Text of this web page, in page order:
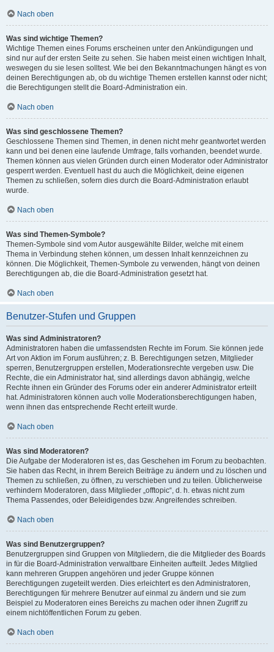
Nach oben
Was sind wichtige Themen?
Wichtige Themen eines Forums erscheinen unter den Ankündigungen und
sind nur auf der ersten Seite zu sehen. Sie haben meist einen wichtigen Inhalt,
weswegen du sie lesen solltest. Wie bei den Bekanntmachungen hängt es von
deinen Berechtigungen ab, ob du wichtige Themen erstellen kannst oder nicht;
die Berechtigungen stellt die Board-Administration ein.
Nach oben
Was sind geschlossene Themen?
Geschlossene Themen sind Themen, in denen nicht mehr geantwortet werden
kann und bei denen eine laufende Umfrage, falls vorhanden, beendet wurde.
Themen können aus vielen Gründen durch einen Moderator oder Administrator
gesperrt werden. Eventuell hast du auch die Möglichkeit, deine eigenen
Themen zu schließen, sofern dies durch die Board-Administration erlaubt
wurde.
Nach oben
Was sind Themen-Symbole?
Themen-Symbole sind vom Autor ausgewählte Bilder, welche mit einem
Thema in Verbindung stehen können, um dessen Inhalt kennzeichnen zu
können. Die Möglichkeit, Themen-Symbole zu verwenden, hängt von deinen
Berechtigungen ab, die die Board-Administration gesetzt hat.
Nach oben
Benutzer-Stufen und Gruppen
Was sind Administratoren?
Administratoren haben die umfassendsten Rechte im Forum. Sie können jede
Art von Aktion im Forum ausführen; z. B. Berechtigungen setzen, Mitglieder
sperren, Benutzergruppen erstellen, Moderationsrechte vergeben usw. Die
Rechte, die ein Administrator hat, sind allerdings davon abhängig, welche
Rechte ihnen ein Gründer des Forums oder ein anderer Administrator erteilt
hat. Administratoren können auch volle Moderationsberechtigungen haben,
wenn ihnen das entsprechende Recht erteilt wurde.
Nach oben
Was sind Moderatoren?
Die Aufgabe der Moderatoren ist es, das Geschehen im Forum zu beobachten.
Sie haben das Recht, in ihrem Bereich Beiträge zu ändern und zu löschen und
Themen zu schließen, zu öffnen, zu verschieben und zu teilen. Üblicherweise
verhindern Moderatoren, dass Mitglieder „offtopic“, d. h. etwas nicht zum
Thema Passendes, oder Beleidigendes bzw. Angreifendes schreiben.
Nach oben
Was sind Benutzergruppen?
Benutzergruppen sind Gruppen von Mitgliedern, die die Mitglieder des Boards
in für die Board-Administration verwaltbare Einheiten aufteilt. Jedes Mitglied
kann mehreren Gruppen angehören und jeder Gruppe können
Berechtigungen zugeteilt werden. Dies erleichtert es den Administratoren,
Berechtigungen für mehrere Benutzer auf einmal zu ändern und sie zum
Beispiel zu Moderatoren eines Bereichs zu machen oder ihnen Zugriff zu
einem nichtöffentlichen Forum zu geben.
Nach oben